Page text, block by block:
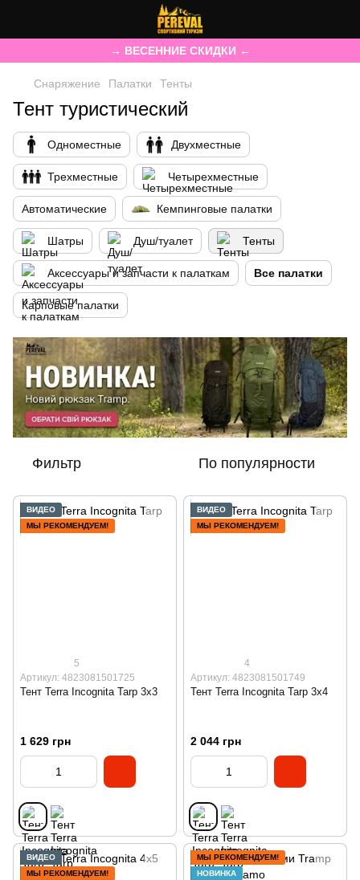
→ ВЕСЕННИЕ СКИДКИ ←
Снаряжение Палатки Тенты
Тент туристический
Одноместные Двухместные
Трехместные Четырехместные
Автоматические Кемпинговые палатки
Шатры Душ/туалет Тенты
Аксессуары и запчасти к палаткам Все палатки
Карповые палатки
Фильтр По популярности
ВИДЕО
МЫ РЕКОМЕНДУЕМ!
5
Артикул: 4823081501725
Тент Terra Incognita Tarp 3x3
1 629 грн
ВИДЕО
МЫ РЕКОМЕНДУЕМ!
4
Артикул: 4823081501749
Тент Terra Incognita Tarp 3х4
2 044 грн
ВИДЕО
МЫ РЕКОМЕНДУЕМ!
МЫ РЕКОМЕНДУЕМ!
НОВИНКА